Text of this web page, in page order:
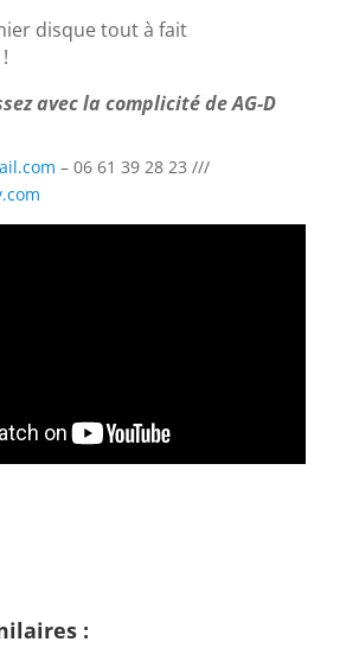
disque tout à fait
avec la complicité de AG-D
– 06 61 39 28 23 ///
: